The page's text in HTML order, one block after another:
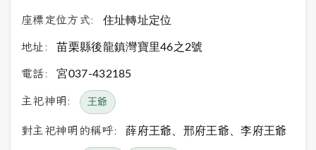
座標定位方式: 住址轉址定位
地址: 苗栗縣後龍鎮灣寶里46之2號
電話: 宮037-432185
主祀神明: 王爺
對主祀神明的稱呼: 薛府王爺、邢府王爺、李府王爺